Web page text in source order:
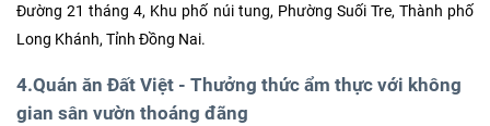
Đường 21 tháng 4, Khu phố núi tung, Phường Suối Tre, Thành phố
Long Khánh, Tỉnh Đồng Nai.
4.Quán ăn Đất Việt - Thưởng thức ẩm thực với không
gian sân vườn thoáng đãng